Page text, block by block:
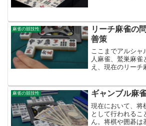
で大きな効果は望
麻雀の競技性
リーチ麻雀の
善策
ここまでアルシャ
人麻雀、鷲巣麻雀
え、現在のリーチ
考えていきたいと
確認まずは、現
麻雀の競技性 ギャンブル麻
現在において、将
として行われるこ
ん。将棋や囲碁は